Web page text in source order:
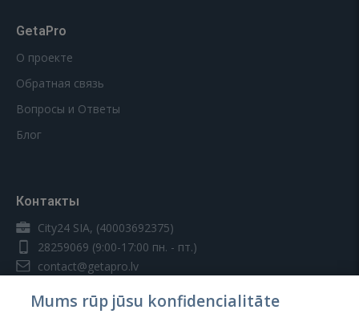
GetaPro
О проекте
Обратная связь
Вопросы и Ответы
Блог
Контакты
City24 SIA, (40003692375)
28259069 (9:00-17:00 пн. - пт.)
contact@getapro.lv
Mums rūp jūsu konfidencialitāte